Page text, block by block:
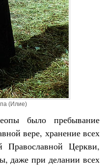
(Илие)
было пребывание
вере, хранение всех
Православной Церкви,
даже при делании всех